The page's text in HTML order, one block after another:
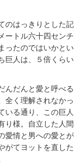
のはっきりとした記
ートル六十四センチ
ったのではいかとい
巨人は、５倍くらい
んだんと愛と呼べる
全く理解されなかっ
いる通り、この巨人
り様。自立した人間
愛情と男への愛とが
がてヨットを直した